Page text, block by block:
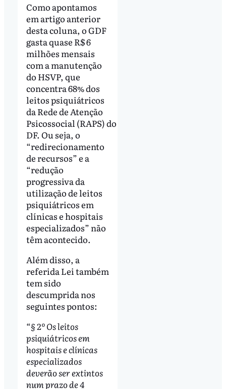
Como apontamos
em artigo anterior
desta coluna, o GDF
gasta quase R$ 6
milhões mensais
com a manutenção
do HSVP, que
concentra 68% dos
leitos psiquiátricos
da Rede de Atenção
Psicossocial (RAPS) do
DF. Ou seja, o
“redirecionamento
de recursos” e a
“redução
progressiva da
utilização de leitos
psiquiátricos em
clínicas e hospitais
especializados” não
têm acontecido.
Além disso, a
referida Lei também
tem sido
descumprida nos
seguintes pontos:
“§ 2º Os leitos
psiquiátricos em
hospitais e clínicas
especializados
deverão ser extintos
num prazo de 4